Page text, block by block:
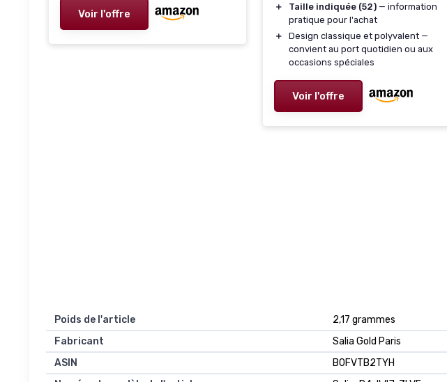
Voir l'offre
＋
Taille indiquée (52) — information
pratique pour l'achat
＋
Design classique et polyvalent —
convient au port quotidien ou aux
occasions spéciales
Voir l'offre
Poids de l'article
2,17 grammes
Fabricant
Salia Gold Paris
ASIN
B0FVTB2TYH